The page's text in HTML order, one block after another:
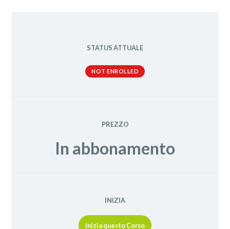
STATUS ATTUALE
NOT ENROLLED
PREZZO
In abbonamento
INIZIA
Inizia questo Corso